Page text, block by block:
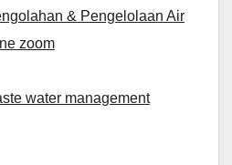
& Pengelolaan Air
zoom
water management